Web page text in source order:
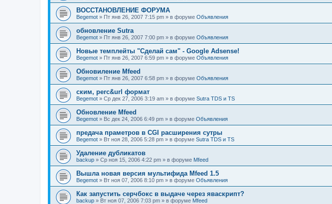
ВОССТАНОВЛЕНИЕ ФОРУМА
Begemot » Пт янв 26, 2007 7:15 pm » в форуме Объявления
обновление Sutra
Begemot » Пт янв 26, 2007 7:00 pm » в форуме Объявления
Новые темплейты "Cделай сам" - Google Adsense!
Begemot » Пт янв 26, 2007 6:59 pm » в форуме Объявления
Обновиление Mfeed
Begemot » Пт янв 26, 2007 6:58 pm » в форуме Объявления
ским, perc&url формат
Begemot » Ср дек 27, 2006 3:19 am » в форуме Sutra TDS и TS
Обновление Mfeed
Begemot » Вс дек 24, 2006 6:49 pm » в форуме Объявления
предача праметров в CGI расширения сутры
Begemot » Вт ноя 28, 2006 5:28 pm » в форуме Sutra TDS и TS
Удаление дубликатов
backup » Ср ноя 15, 2006 4:22 pm » в форуме Mfeed
Вышла новая версия мультифида Mfeed 1.5
Begemot » Вт ноя 07, 2006 8:10 pm » в форуме Объявления
Как запустить серчбокс в выдаче через яваскрипт?
backup » Вт ноя 07, 2006 7:03 pm » в форуме Mfeed